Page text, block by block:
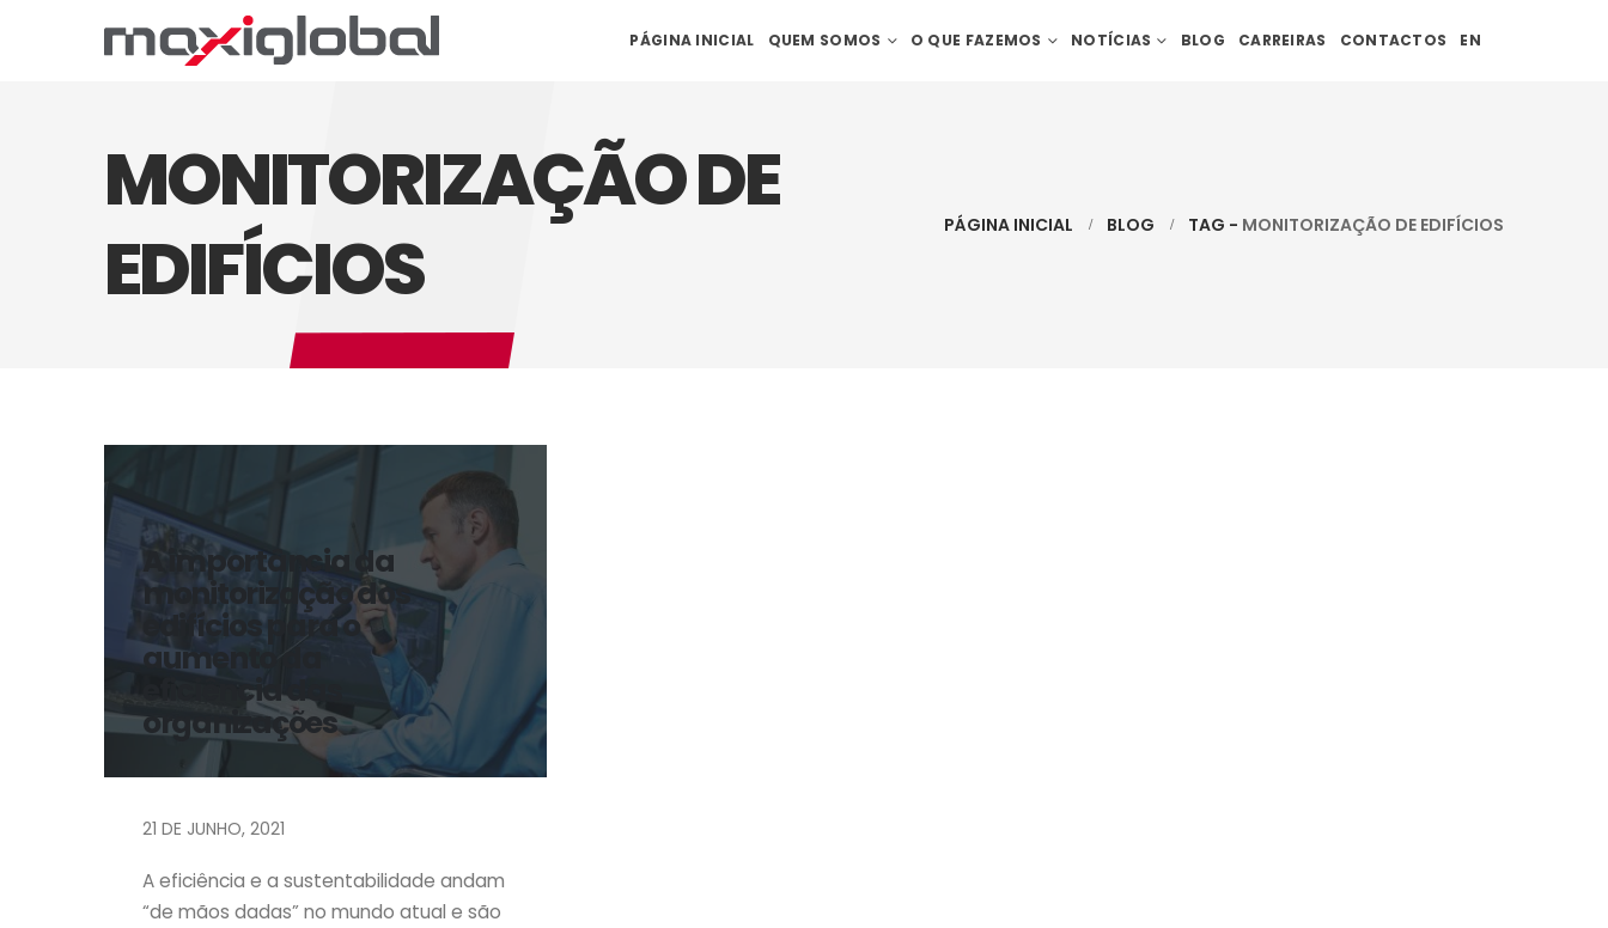
PÁGINA INICIAL QUEM SOMOS O QUE FAZEMOS NOTÍCIAS BLOG CARREIRAS CONTACTOS EN
MONITORIZAÇÃO DE
EDIFÍCIOS
PÁGINA INICIAL BLOG TAG - MONITORIZAÇÃO DE EDIFÍCIOS
A importância da
monitorização dos
edifícios para o
aumento da
eficiência das
organizações
21 DE JUNHO, 2021
A eficiência e a sustentabilidade andam
“de mãos dadas” no mundo atual e são